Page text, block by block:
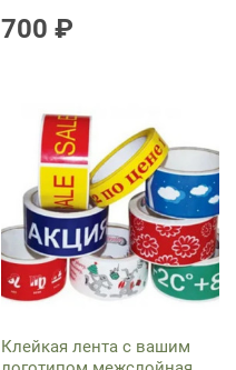
700 ₽
Клейкая лента с вашим